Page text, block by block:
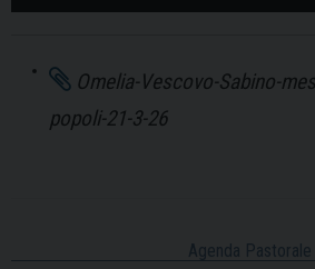
Omelia-Vescovo-Sabino-
popoli-21-3-26
Agenda Pastorale